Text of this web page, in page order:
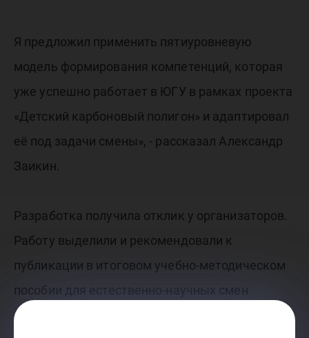
Я предложил применить пятиуровневую
модель формирования компетенций, которая
уже успешно работает в ЮГУ в рамках проекта
«Детский карбоновый полигон» и адаптировал
её под задачи смены», - рассказал Александр
Заикин.
Разработка получила отклик у организаторов.
Работу выделили и рекомендовали к
публикации в итоговом учебно-методическом
пособии для естественно-научных смен
«Сириуса». В будущем этот подход смогут